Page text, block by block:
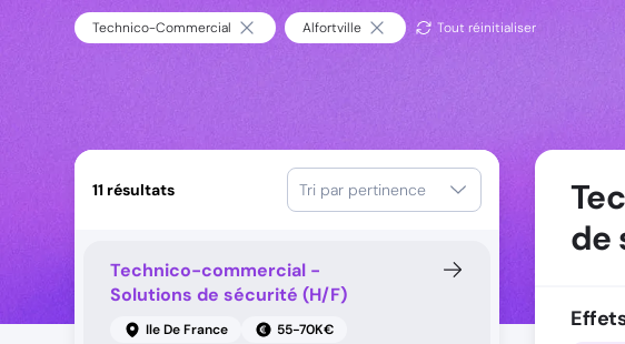
Technico-Commercial Alfortville Tout réinitialiser
11 résultats Tri par pertinence
Technico-commercial -
Solutions de sécurité (H/F)
Ile De France
55-70K€
de